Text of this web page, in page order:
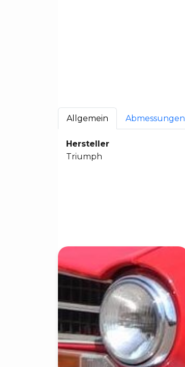
Allgemein Abmessungen
Hersteller
Triumph